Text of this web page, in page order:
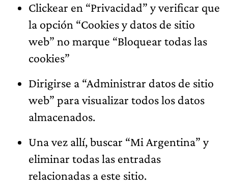
Clickear en “Privacidad” y verificar que
la opción “Cookies y datos de sitio
web” no marque “Bloquear todas las
cookies”
Dirigirse a “Administrar datos de sitio
web” para visualizar todos los datos
almacenados.
Una vez allí, buscar “Mi Argentina” y
eliminar todas las entradas
relacionadas a este sitio.